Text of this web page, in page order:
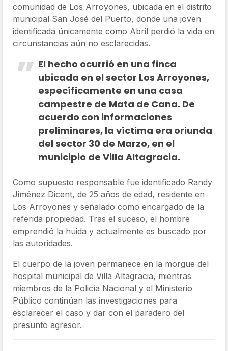
comunidad de Los Arroyones, ubicada en el distrito
municipal San José del Puerto, donde una joven
identificada únicamente como Abril perdió la vida en
circunstancias aún no esclarecidas.
El hecho ocurrió en una finca
ubicada en el sector Los Arroyones,
específicamente en una casa
campestre de Mata de Cana. De
acuerdo con informaciones
preliminares, la víctima era oriunda
del sector 30 de Marzo, en el
municipio de Villa Altagracia.
Como supuesto responsable fue identificado Randy
Jiménez Dicent, de 25 años de edad, residente en
Los Arroyones y señalado como encargado de la
referida propiedad. Tras el suceso, el hombre
emprendió la huida y actualmente es buscado por
las autoridades.
El cuerpo de la joven permanece en la morgue del
hospital municipal de Villa Altagracia, mientras
miembros de la Policía Nacional y el Ministerio
Público continúan las investigaciones para
esclarecer el caso y dar con el paradero del
presunto agresor.